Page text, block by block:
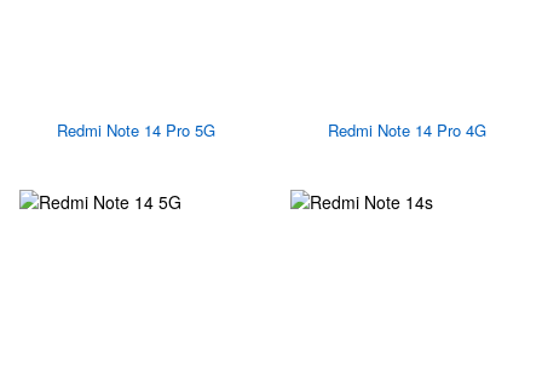
Redmi Note 14 Pro 5G Redmi Note 14 Pro 4G